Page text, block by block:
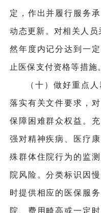
定，作出并履行服务
动态更新。对相关人员
然年度内记分达到一
止医保支付资格等措施
（十）做好重点
落实有关文件要求，
保障困难群众权益。
强对精神疾病、医疗
殊群体住院行为的监
院风险。分类标识因
时提供相应的医保服
院、费用畸高或一定